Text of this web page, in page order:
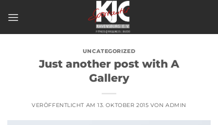
Inhalt
UNCATEGORIZED
Just another post with A
Gallery
VERÖFFENTLICHT AM13. OKTOBER 2015 VONADMIN